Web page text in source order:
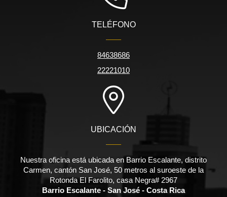
TELÉFONO
84638686
22221010
UBICACIÓN
Nuestra oficina está ubicada en Barrio Escalante, distrito
Carmen, cantón San José, 50 metros al suroeste de la
Rotonda El Farolito, casa Negra# 2967
Barrio Escalante - San José - Costa Rica